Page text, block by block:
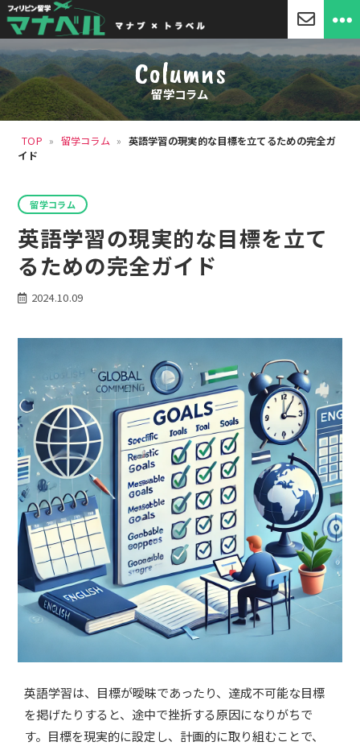
「マ
ナ
ベ
ル」
セ
ブ
学・
Columns
留学コラム
TOP » 留学コラム » 英語学習の現実的な目標を立てるための完全ガ
イド
リ
ー
留学コラム
英語学習の現実的な目標を立て
るための完全ガイド
2024.10.09
英語学習は、目標が曖昧であったり、達成不可能な目標
を掲げたりすると、途中で挫折する原因になりがちで
す。目標を現実的に設定し、計画的に取り組むことで、